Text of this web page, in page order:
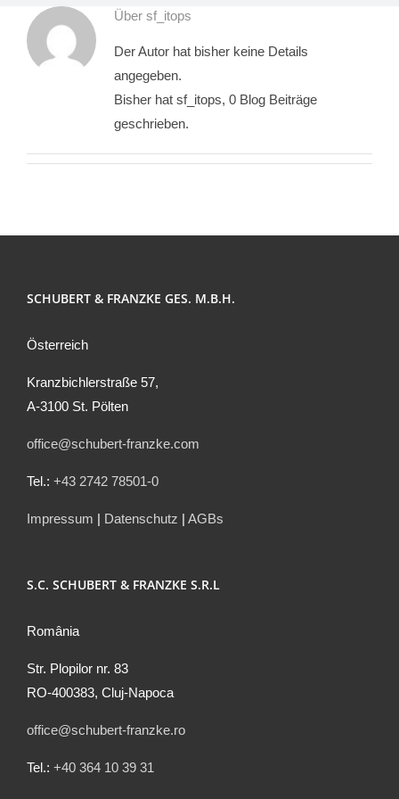
Über sf_itops
Der Autor hat bisher keine Details
angegeben.
Bisher hat sf_itops, 0 Blog Beiträge
geschrieben.
SCHUBERT & FRANZKE GES. M.B.H.
Österreich
Kranzbichlerstraße 57,
A-3100 St. Pölten
office@schubert-franzke.com
Tel.: +43 2742 78501-0
Impressum | Datenschutz | AGBs
S.C. SCHUBERT & FRANZKE S.R.L
România
Str. Plopilor nr. 83
RO-400383, Cluj-Napoca
office@schubert-franzke.ro
Tel.: +40 364 10 39 31